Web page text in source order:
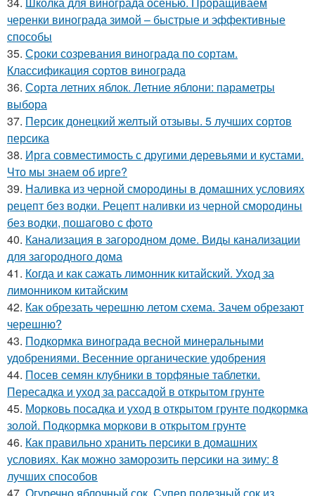
черенки винограда зимой – быстрые и эффективные
способы
35. Сроки созревания винограда по сортам.
Классификация сортов винограда
36. Сорта летних яблок. Летние яблони: параметры
выбора
37. Персик донецкий желтый отзывы. 5 лучших сортов
персика
38. Ирга совместимость с другими деревьями и кустами.
Что мы знаем об ирге?
39. Наливка из черной смородины в домашних условиях
рецепт без водки. Рецепт наливки из черной смородины
без водки, пошагово с фото
40. Канализация в загородном доме. Виды канализации
для загородного дома
41. Когда и как сажать лимонник китайский. Уход за
лимонником китайским
42. Как обрезать черешню летом схема. Зачем обрезают
черешню?
43. Подкормка винограда весной минеральными
удобрениями. Весенние органические удобрения
44. Посев семян клубники в торфяные таблетки.
Пересадка и уход за рассадой в открытом грунте
45. Морковь посадка и уход в открытом грунте подкормка
золой. Подкормка моркови в открытом грунте
46. Как правильно хранить персики в домашних
условиях. Как можно заморозить персики на зиму: 8
лучших способов
47. Огуречно яблочный сок. Супер полезный сок из